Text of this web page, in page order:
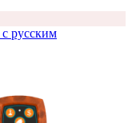
русским